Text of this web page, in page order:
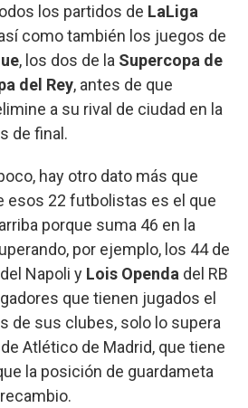
los partidos de LaLiga
como también los juegos de
, los dos de la Supercopa de
del Rey, antes de que
a su rival de ciudad en la
de final.
hay otro dato más que
esos 22 futbolistas es el que
porque suma 46 en la
por ejemplo, los 44 de
del Napoli y Lois Openda del RB
que tienen jugados el
de sus clubes, solo lo supera
Atlético de Madrid, que tiene
la posición de guardameta